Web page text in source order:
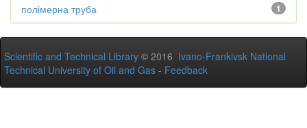
1
полімерна труба
Scientific and Technical Library © 2016 Ivano-Frankivsk National
Technical University of Oil and Gas - Feedback